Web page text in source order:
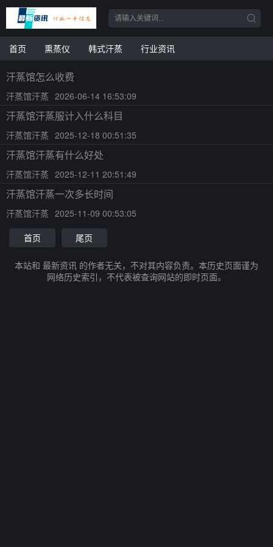
首页 熏蒸仪 韩式汗蒸 行业资讯
汗蒸馆怎么收费
汗蒸馆汗蒸 2026-06-14 16:53:09
汗蒸馆汗蒸服计入什么科目
汗蒸馆汗蒸 2025-12-18 00:51:35
汗蒸馆汗蒸有什么好处
汗蒸馆汗蒸 2025-12-11 20:51:49
汗蒸馆汗蒸一次多长时间
汗蒸馆汗蒸 2025-11-09 00:53:05
首页
尾页
本站和 最新资讯 的作者无关，不对其内容负责。本历史页面谨为
网络历史索引，不代表被查询网站的即时页面。